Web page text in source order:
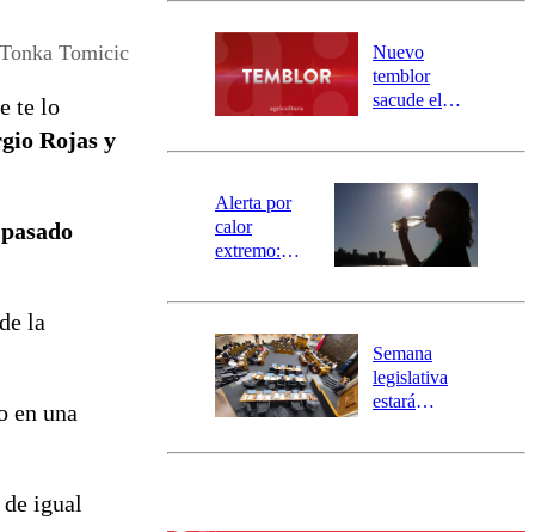
Tonka Tomicic
te lo
Rojas y
la
en una
igual
río Damas:
activa
mensajería
SAE
Nuevo
temblor
sacude el
revisa la
epicentro
Alerta por
calor
extremo:
activa Alerta
Preventiva en
tres comunas
Semana
legislativa
estará
el fin de la